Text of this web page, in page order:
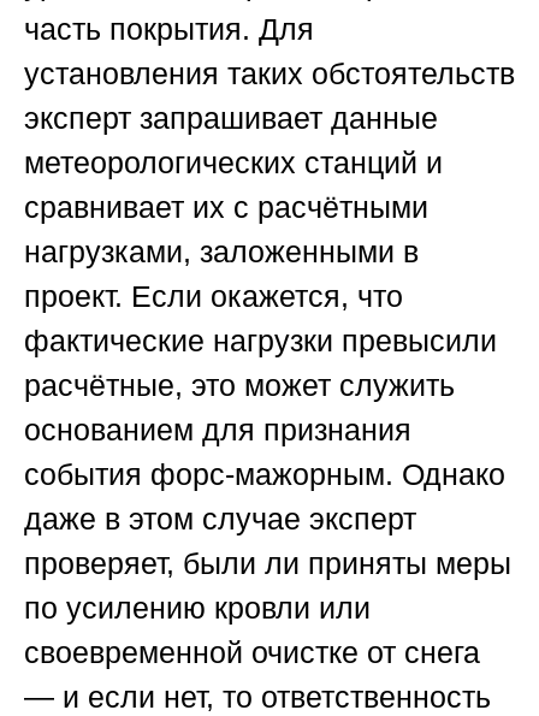
часть покрытия. Для
установления таких обстоятельств
эксперт запрашивает данные
метеорологических станций и
сравнивает их с расчётными
нагрузками, заложенными в
проект. Если окажется, что
фактические нагрузки превысили
расчётные, это может служить
основанием для признания
события форс-мажорным. Однако
даже в этом случае эксперт
проверяет, были ли приняты меры
по усилению кровли или
своевременной очистке от снега
— и если нет, то ответственность